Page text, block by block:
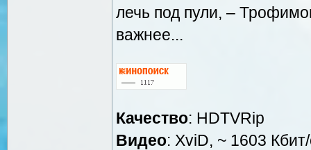
лечь под пули, –
важнее...
Качество: HDTVRip
Видео: XviD, ~ 1603